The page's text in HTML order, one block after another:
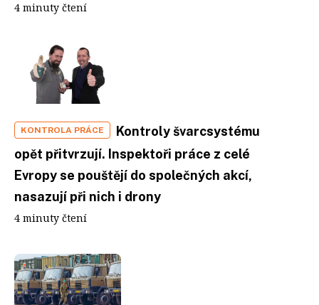
4 minuty čtení
KONTROLA PRÁCE
Kontroly švarcsystému
opět přitvrzují. Inspektoři práce z celé
Evropy se pouštějí do společných akcí,
nasazují při nich i drony
4 minuty čtení